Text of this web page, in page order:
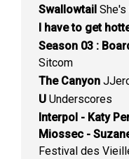
Swallowtail She's
I have to get
Season 03 :
Sitcom
The Canyon
U Underscores
Interpol - Katy
Miossec -
Festival des